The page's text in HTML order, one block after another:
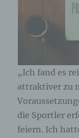
„Ich fand es
attraktiver zu
die Sportler
feiern. Ich